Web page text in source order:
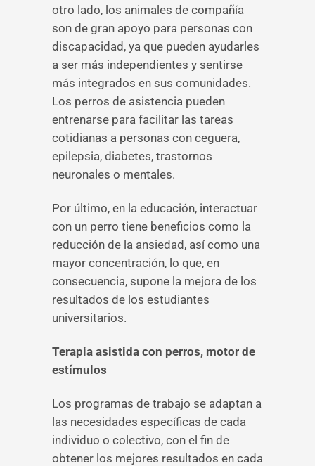
otro lado, los animales de compañía
son de gran apoyo para personas con
discapacidad, ya que pueden ayudarles
a ser más independientes y sentirse
más integrados en sus comunidades.
Los perros de asistencia pueden
entrenarse para facilitar las tareas
cotidianas a personas con ceguera,
epilepsia, diabetes, trastornos
neuronales o mentales.
Por último, en la educación, interactuar
con un perro tiene beneficios como la
reducción de la ansiedad, así como una
mayor concentración, lo que, en
consecuencia, supone la mejora de los
resultados de los estudiantes
universitarios.
Terapia asistida con perros, motor de
estímulos
Los programas de trabajo se adaptan a
las necesidades específicas de cada
individuo o colectivo, con el fin de
obtener los mejores resultados en cada